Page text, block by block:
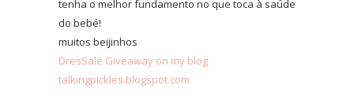
tenha o melhor fundamento no que toca à saúde
do bebé!
muitos beijinhos
DresSale Giveaway on my blog
talkingpickles.blogspot.com